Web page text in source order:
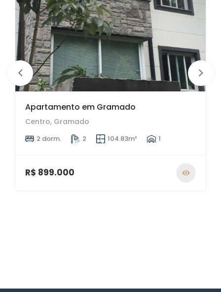
12 imagens
Apartamento em Gramado
Centro, Gramado
2 dorm. 2 104.83m² 1
R$ 899.000